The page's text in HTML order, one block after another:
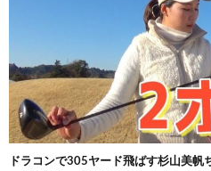
ドラコンで305ヤード飛ばす杉山美